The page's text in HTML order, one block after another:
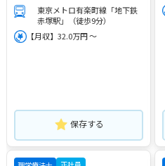
東京メトロ有楽町線「地下鉄
赤塚駅」（徒歩9分）
【月収】32.0万円 ～
保存する